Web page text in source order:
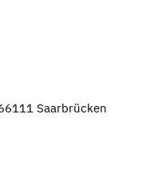
Saarbrücken